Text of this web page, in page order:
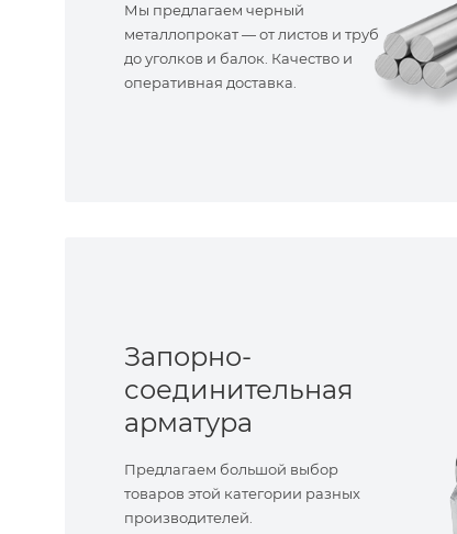
Мы предлагаем черный
металлопрокат — от листов и труб
до уголков и балок. Качество и
оперативная доставка.
Запорно-
соединительная
арматура
Предлагаем большой выбор
товаров этой категории разных
производителей.